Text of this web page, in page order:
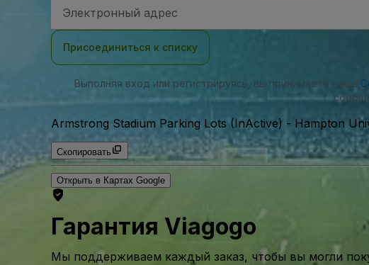
электронной
Присоединиться к списку
Выполняя вход или регистрируясь, вы принимаете наше
Armstrong Stadium Parking Lots (InActive) - Hampton
Скопировать
Открыть в Картах Google
Гарантия Viagogo
Мы поддерживаем каждый заказ, чтобы вы могли